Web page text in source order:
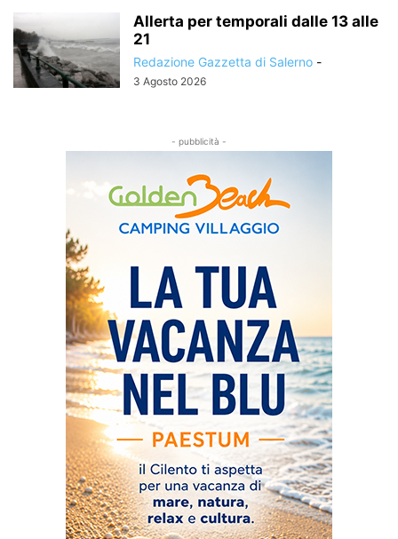
Allerta per temporali dalle 13 alle
21
Redazione Gazzetta di Salerno -
3 Agosto 2026
- pubblicità -